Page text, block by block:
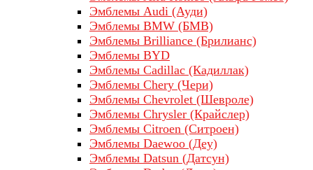
Эмблемы Audi (Ауди)
Эмблемы BMW (БМВ)
Эмблемы Brilliance (Брилианс)
Эмблемы BYD
Эмблемы Cadillac (Кадиллак)
Эмблемы Chery (Чери)
Эмблемы Chevrolet (Шевроле)
Эмблемы Chrysler (Крайслер)
Эмблемы Citroen (Ситроен)
Эмблемы Daewoo (Деу)
Эмблемы Datsun (Датсун)